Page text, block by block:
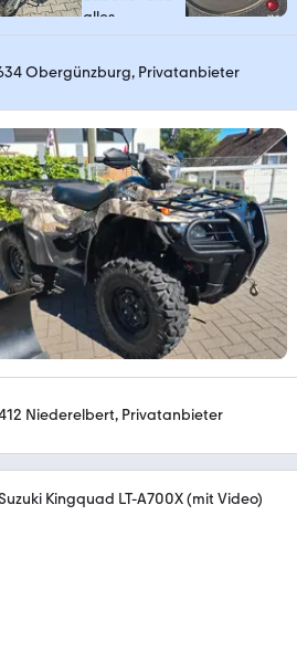
Obergünzburg, Privatanbieter
Niederelbert, Privatanbieter